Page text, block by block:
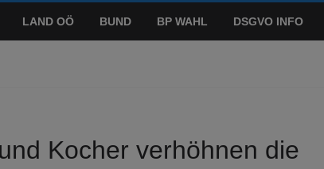
LAND OÖ BUND BP WAHL DSGVO INFO
Kocher verhöhnen die